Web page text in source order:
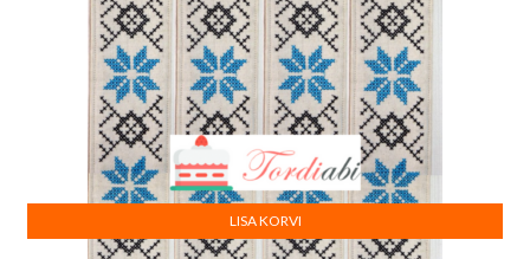
LISA KORVI